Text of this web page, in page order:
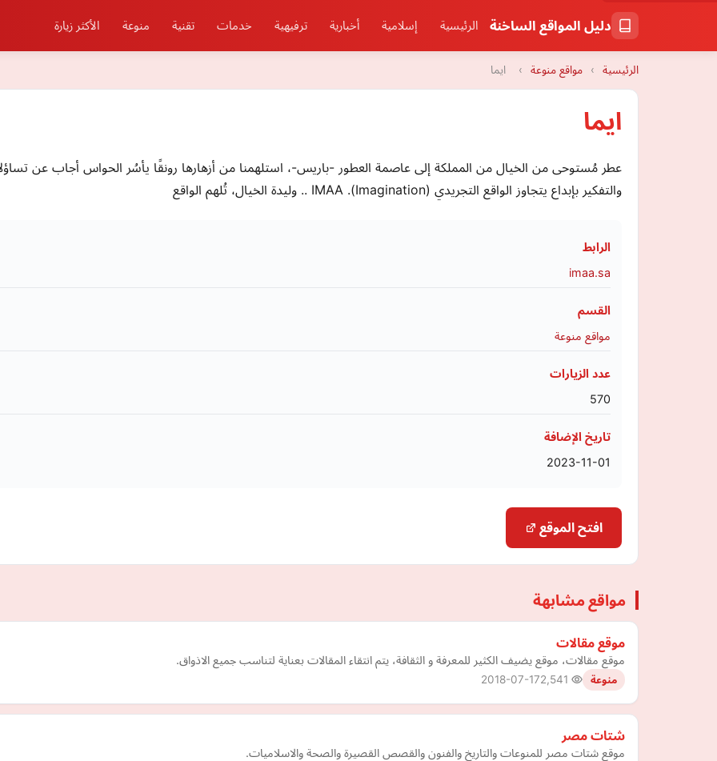
دليل المواقع الساخنة الرئيسية إسلامية أخبارية ترفيهية خدمات تقنية منوعة الأكثر زيارة
الرئيسية › مواقع منوعة › ايما
ايما
والتفكير بإبداع يتجاوز الواقع التجريدي (Imagination). IMAA .. وليدة الخيال، تُلهم الواقع
الرابط
imaa.sa
القسم
مواقع منوعة
عدد الزيارات
570
تاريخ الإضافة
2023-11-01
افتح الموقع
مواقع مشابهة
موقع مقالات
موقع مقالات، موقع يضيف الكثير للمعرفة و الثقافة، يتم انتقاء المقالات بعناية لتناسب جميع الاذواق.
منوعة 2018-07-17
شتات مصر
موقع شتات مصر للمنوعات والتاريخ والفنون والقصص القصيرة والصحة والاسلاميات.